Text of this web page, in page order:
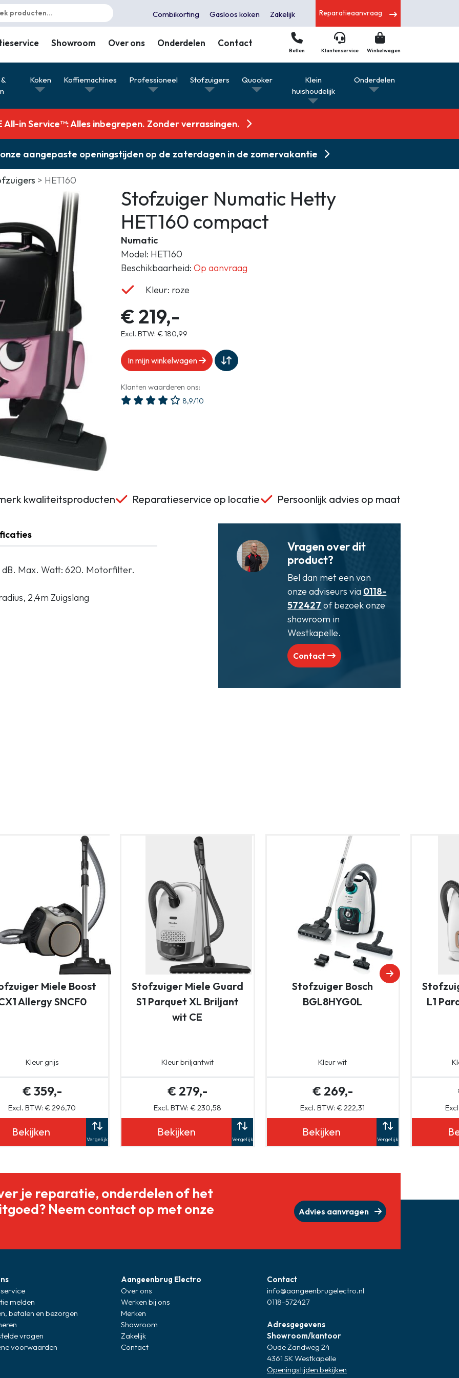
Combikorting Gasloos koken Zakelijk Reparatieaanvraag
Showroom Over ons Onderdelen Contact
Bellen Klantenservice Winkelwagen
Koken Koffiemachines Professioneel Stofzuigers Quooker
Klein
huishoudelijk
Onderdelen
Combikorting
Gasloos koken
Zakelijk
All-in Service™: Alles inbegrepen. Zonder verrassingen.
aangepaste openingstijden op de zaterdagen in de zomervakantie
HET160
Stofzuiger Numatic Hetty
HET160 compact
Numatic
Model: HET160
Beschikbaarheid: Op aanvraag
Kleur: roze
€ 219,-
Excl. BTW: € 180,99
In mijn winkelwagen
Klanten waarderen ons:
8,9/10
kwaliteitsproducten Reparatieservice op locatie Persoonlijk advies op maat
dB. Max. Watt: 620. Motorfilter.
2,4m Zuigslang
Vragen over dit
product?
Bel dan met een van
onze adviseurs via 0118-
572427 of bezoek onze
showroom in
Westkapelle.
Contact
Miele Boost
Allergy SNCF0
Kleur grijs
€ 359,-
Excl. BTW: € 296,70
Bekijken
Vergelijk
Stofzuiger Miele Guard
S1 Parquet XL Briljant
wit CE
Kleur briljantwit
€ 279,-
Excl. BTW: € 230,58
Bekijken
Vergelijk
Stofzuiger Bosch
BGL8HYG0L
Kleur wit
€ 269,-
Excl. BTW: € 222,31
Bekijken
Vergelijk
L1
je reparatie, onderdelen of het
Neem contact op met onze
Advies aanvragen
melden
betalen en bezorgen
vragen
voorwaarden
Aangeenbrug Electro
Over ons
Werken bij ons
Merken
Showroom
Zakelijk
Contact
Contact
info@aangeenbrugelectro.nl
0118-572427
Adresgegevens
Showroom/kantoor
Oude Zandweg 24
4361 SK Westkapelle
Openingstijden bekijken